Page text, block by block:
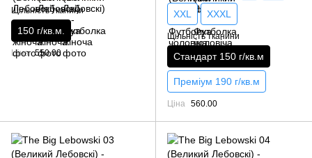
Щільність тканини
150 г/кв.м.
Ціна 550.00
XXL XXXL
Щільність тканини
Стандарт 150 г/кв.м
Преміум 190 г/кв.м
Ціна 560.00